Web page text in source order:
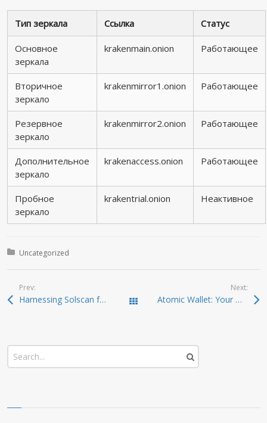
Тип зеркала Ссылка Статус
Основное
зеркала
krakenmain.onion Работающее
Вторичное
зеркало
krakenmirror1.onion Работающее
Резервное
зеркало
krakenmirror2.onion Работающее
Дополнительное
зеркало
krakenaccess.onion Работающее
Пробное
зеркало
krakentrial.onion Неактивное
Posted in:
Uncategorized
Prev:
Harnessing Solscan for Optimal Crypto Analysis Todas las entradas
Next:
Atomic Wallet: Your Gateway to Crypto Mastery